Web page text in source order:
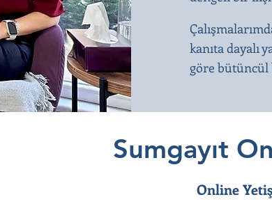
kanıta dayalı
göre bütüncül
Sumgayıt
Online